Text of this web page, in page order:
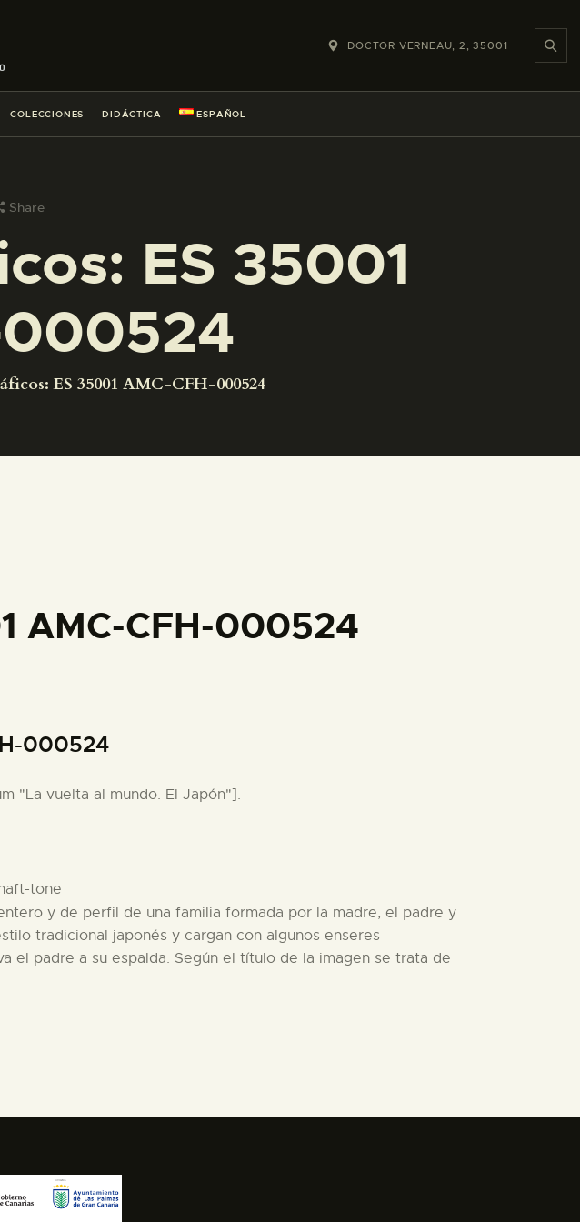
DOCTOR VERNEAU, 2, 35001
COLECCIONES DIDÁCTICA ESPAÑOL
Share
ES 35001
000524
ES 35001 AMC-CFH-000524
AMC-CFH-000524
000524
"La vuelta al mundo. El Japón"].
tone
y de perfil de una familia formada por la madre, el padre y
tradicional japonés y cargan con algunos enseres
el padre a su espalda. Según el título de la imagen se trata de